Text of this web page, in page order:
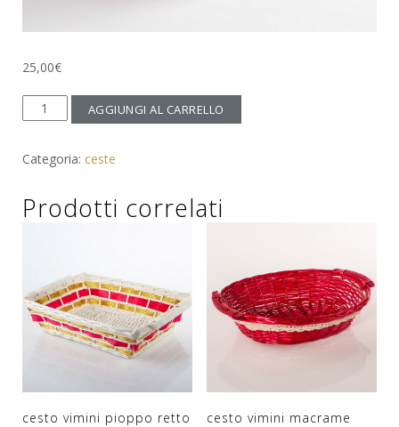
25,00€
cesto
porta
o
quantità
AGGIUNGI AL CARRELLO
Categoria: ceste
Prodotti correlati
cesto vimini pioppo retto cesto vimini macrame